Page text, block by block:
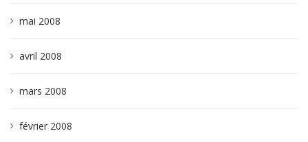
mai 2008
avril 2008
mars 2008
février 2008